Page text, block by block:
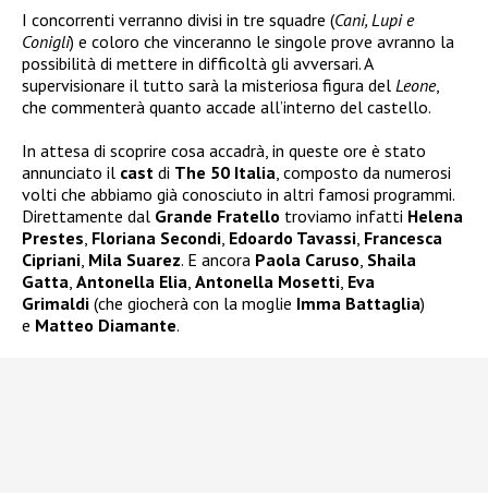
I concorrenti verranno divisi in tre squadre (Cani, Lupi e
Conigli) e coloro che vinceranno le singole prove avranno la
possibilità di mettere in difficoltà gli avversari. A
supervisionare il tutto sarà la misteriosa figura del Leone,
che commenterà quanto accade all’interno del castello.
In attesa di scoprire cosa accadrà, in queste ore è stato
annunciato il cast di The 50 Italia , composto da numerosi
volti che abbiamo già conosciuto in altri famosi programmi.
Direttamente dal Grande Fratello troviamo infatti Helena
Prestes Floriana Secondi Edoardo Tavassi Francesca
Cipriani Mila Suarez. E ancora Paola Caruso Shaila
Gatta Antonella Elia Antonella Mosetti Eva
Grimaldi (che giocherà con la moglie Imma Battaglia)
e Matteo Diamante.